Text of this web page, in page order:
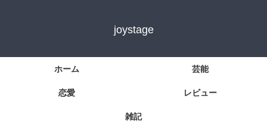
joystage
ホーム 芸能
恋愛 レビュー
雑記